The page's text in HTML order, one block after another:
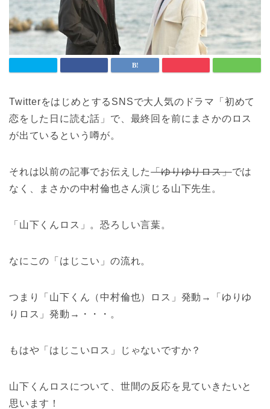
TwitterをはじめとするSNSで大人気のドラマ「初めて
恋をした日に読む話」で、最終回を前にまさかのロス
が出ているという噂が。
それは以前の記事でお伝えした「ゆりゆりロス」では
なく、まさかの中村倫也さん演じる山下先生。
「山下くんロス」。恐ろしい言葉。
なにこの「はじこい」の流れ。
つまり「山下くん（中村倫也）ロス」発動→「ゆりゆ
りロス」発動→・・・。
もはや「はじこいロス」じゃないですか？
山下くんロスについて、世間の反応を見ていきたいと
思います！